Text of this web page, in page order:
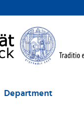
Department